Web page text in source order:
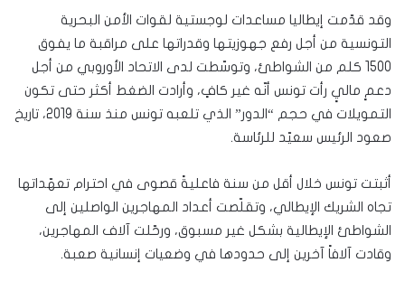
وقد قدّمت إيطاليا مساعدات لوجستية لقوات الأمن البحرية
التونسية من أجل رفع جهوزيتها وقدراتها على مراقبة ما يفوق
1500 كلم من الشواطئ، وتوسّطت لدى الاتحاد الأوروبي من أجل
دعمٍ ماليٍ رأت تونس أنّه غير كافٍ، وأرادت الضغط أكثر حتى تكون
التمويلات في حجم “الدور” الذي تلعبه تونس منذ سنة 2019، تاريخ
صعود الرئيس سعيّد للرئاسة.
أثبتت تونس خلال أقل من سنة فاعليةً قصوى في احترام تعهّداتها
تجاه الشريك الإيطالي، وتقلّصت أعداد المهاجرين الواصلين إلى
الشواطئ الإيطالية بشكل غير مسبوق، ورحّلت آلاف المهاجرين،
وقادت آلافاً آخرين إلى حدودها في وضعيات إنسانية صعبة.